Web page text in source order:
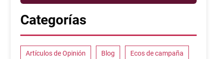
Categorías
Artículos de Opinión Blog Ecos de campaña